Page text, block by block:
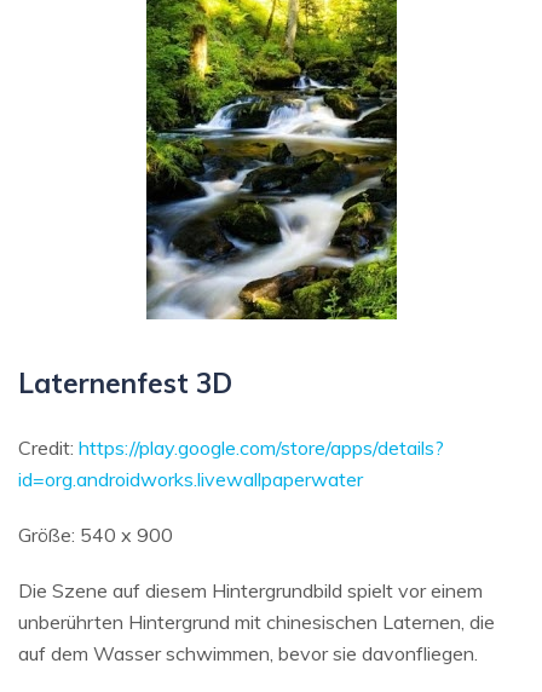
Laternenfest 3D
Credit: https://play.google.com/store/apps/details?
id=org.androidworks.livewallpaperwater
Größe: 540 x 900
Die Szene auf diesem Hintergrundbild spielt vor einem
unberührten Hintergrund mit chinesischen Laternen, die
auf dem Wasser schwimmen, bevor sie davonfliegen.